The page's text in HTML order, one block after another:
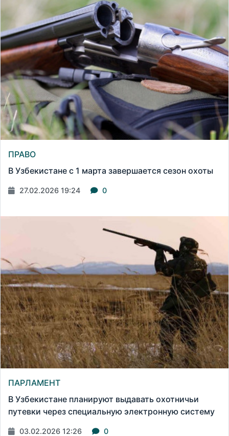
ПРАВО
В Узбекистане с 1 марта завершается сезон охоты
27.02.2026 19:24 0
ПАРЛАМЕНТ
В Узбекистане планируют выдавать охотничьи
путевки через специальную электронную систему
03.02.2026 12:26 0